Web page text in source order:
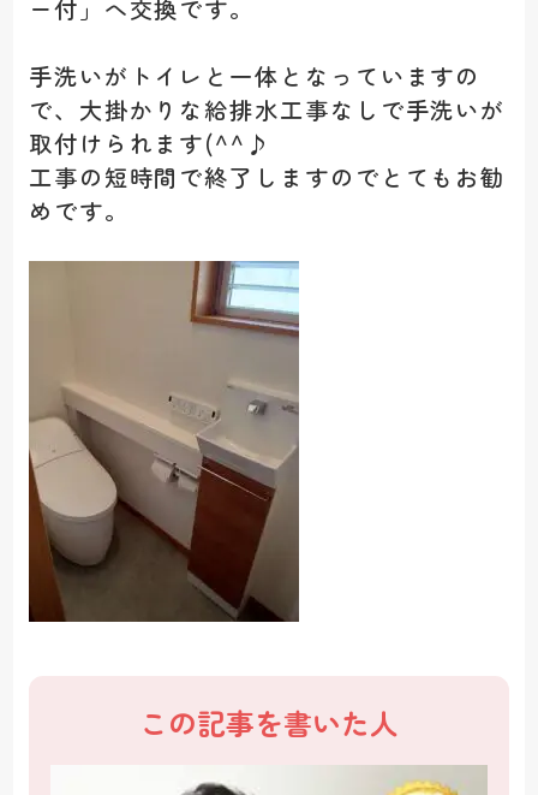
ー付」へ交換です。
手洗いがトイレと一体となっていますの
で、大掛かりな給排水工事なしで手洗いが
取付けられます(^^♪
工事の短時間で終了しますのでとてもお勧
めです。
この記事を書いた人